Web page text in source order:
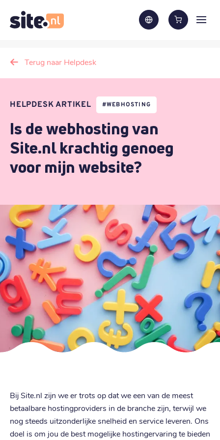
Terug naar Helpdesk
HELPDESK ARTIKEL #WEBHOSTING
Is de webhosting van
Site.nl krachtig genoeg
voor mijn website?
Bij Site.nl zijn we er trots op dat we een van de meest
betaalbare hostingproviders in de branche zijn, terwijl we
nog steeds uitzonderlijke snelheid en service leveren. Ons
doel is om jou de best mogelijke hostingervaring te bieden